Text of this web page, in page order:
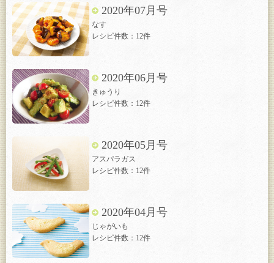
2020年07月号
なす
レシピ件数：12件
2020年06月号
きゅうり
レシピ件数：12件
2020年05月号
アスパラガス
レシピ件数：12件
2020年04月号
じゃがいも
レシピ件数：12件